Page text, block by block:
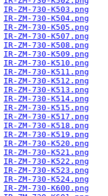
IR-ZM-730-K503.png
IR-ZM-730-K504.png
IR-ZM-730-K505.png
IR-ZM-730-K507.png
IR-ZM-730-K508.png
IR-ZM-730-K509.png
IR-ZM-730-K510.png
IR-ZM-730-K511.png
IR-ZM-730-K512.png
IR-ZM-730-K513.png
IR-ZM-730-K514.png
IR-ZM-730-K515.png
IR-ZM-730-K517.png
IR-ZM-730-K518.png
IR-ZM-730-K519.png
IR-ZM-730-K520.png
IR-ZM-730-K521.png
IR-ZM-730-K522.png
IR-ZM-730-K523.png
IR-ZM-730-K524.png
IR-ZM-730-K600.png